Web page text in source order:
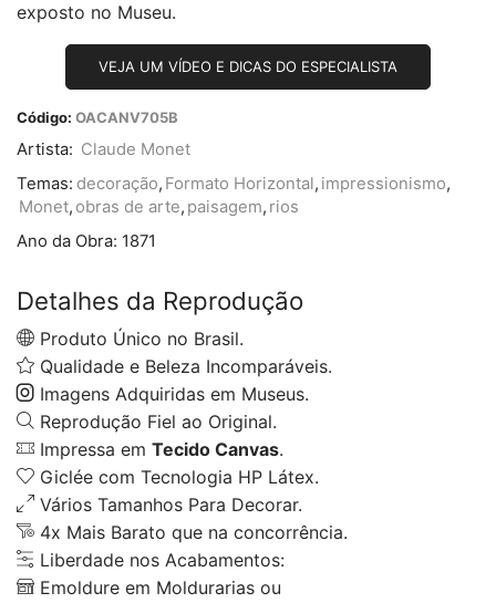
exposto no Museu.
VEJA UM VÍDEO E DICAS DO ESPECIALISTA
Código: OACANV705B
Artista: Claude Monet
Temas: decoração, Formato Horizontal, impressionismo,
Monet, obras de arte, paisagem, rios
Ano da Obra: 1871
Detalhes da Reprodução
Produto Único no Brasil.
Qualidade e Beleza Incomparáveis.
Imagens Adquiridas em Museus.
Reprodução Fiel ao Original.
Impressa em Tecido Canvas.
Giclée com Tecnologia HP Látex.
Vários Tamanhos Para Decorar.
4x Mais Barato que na concorrência.
Liberdade nos Acabamentos:
Emoldure em Moldurarias ou